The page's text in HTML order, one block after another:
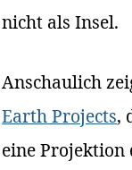
nicht als Insel.
Anschaulich
Earth Projects,
eine